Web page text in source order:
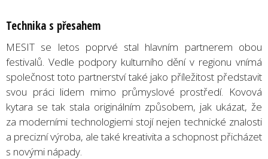
Technika s přesahem
MESIT se letos poprvé stal hlavním partnerem obou
festivalů. Vedle podpory kulturního dění v regionu vnímá
společnost toto partnerství také jako příležitost představit
svou práci lidem mimo průmyslové prostředí. Kovová
kytara se tak stala originálním způsobem, jak ukázat, že
za moderními technologiemi stojí nejen technické znalosti
a precizní výroba, ale také kreativita a schopnost přicházet
s novými nápady.